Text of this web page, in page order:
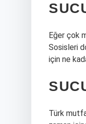
Eğer çok
Sosisleri
için ne
Türk